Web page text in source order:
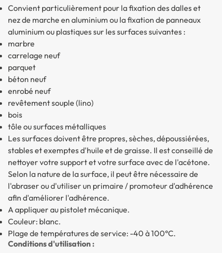
Convient particulièrement pour la fixation des dalles et
nez de marche en aluminium ou la fixation de panneaux
aluminium ou plastiques sur les surfaces suivantes :
marbre
carrelage neuf
parquet
béton neuf
enrobé neuf
revêtement souple (lino)
bois
tôle ou surfaces métalliques
Les surfaces doivent être propres, sèches, dépoussiérées,
stables et exemptes d'huile et de graisse. Il est conseillé de
nettoyer votre support et votre surface avec de l'acétone.
Selon la nature de la surface, il peut être nécessaire de
l'abraser ou d'utiliser un primaire / promoteur d'adhérence
afin d'améliorer l'adhérence.
A appliquer au pistolet mécanique.
Couleur: blanc.
Plage de températures de service: -40 à 100°C.
Conditions d'utilisation :